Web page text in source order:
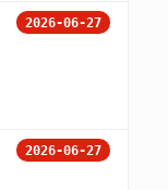
2026-06-27
2026-06-27